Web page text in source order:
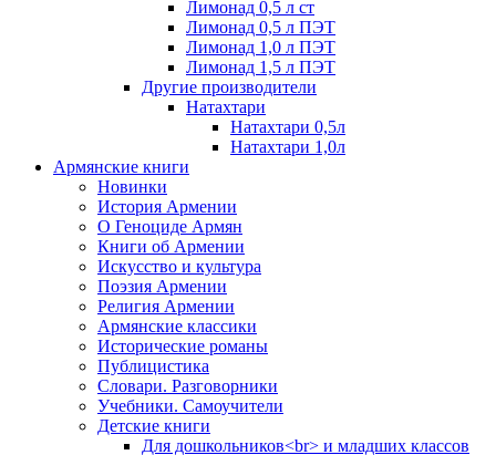
Лимонад 0,5 л ст
Лимонад 0,5 л ПЭТ
Лимонад 1,0 л ПЭТ
Лимонад 1,5 л ПЭТ
Другие производители
Натахтари
Натахтари 0,5л
Натахтари 1,0л
Армянские книги
Новинки
История Армении
О Геноциде Армян
Книги об Армении
Иcкусство и культура
Поэзия Армении
Религия Армении
Армянские классики
Исторические романы
Публицистика
Словари. Разговорники
Учебники. Самоучители
Детские книги
Для дошкольников<br> и младших классов